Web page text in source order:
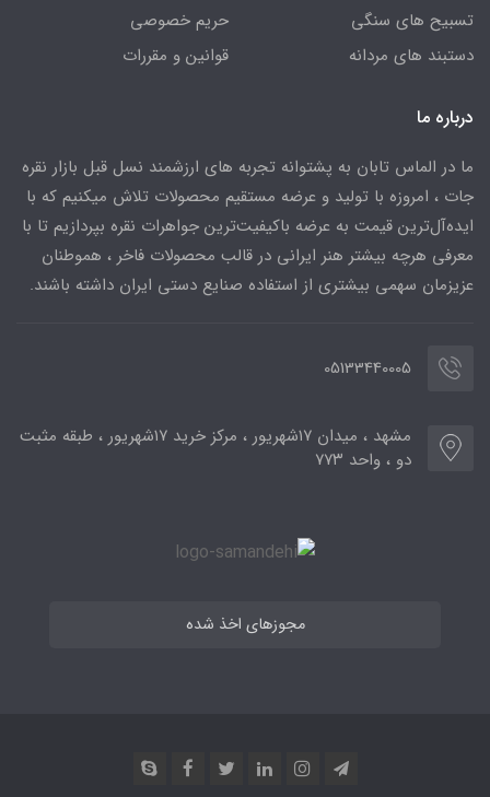
تسبیح های سنگی
دستبند های مردانه
حریم خصوصی
قوانین و مقررات
درباره ما
ما در الماس تابان به پشتوانه تجربه های ارزشمند نسل قبل بازار نقره
جات ، امروزه با تولید و عرضه مستقیم محصولات تلاش میکنیم که با
ایده‌آل‌ترین قیمت به عرضه باکیفیت‌ترین جواهرات نقره بپردازیم تا با
معرفی هرچه بیشتر هنر ایرانی در قالب محصولات فاخر ، هموطنان
عزیزمان سهمی بیشتری از استفاده صنایع دستی ایران داشته باشند.
05133440005
مشهد ، میدان ۱۷شهریور ، مرکز خرید ۱۷شهریور ، طبقه مثبت
دو ، واحد ۷۷۳
مجوزهای اخذ شده